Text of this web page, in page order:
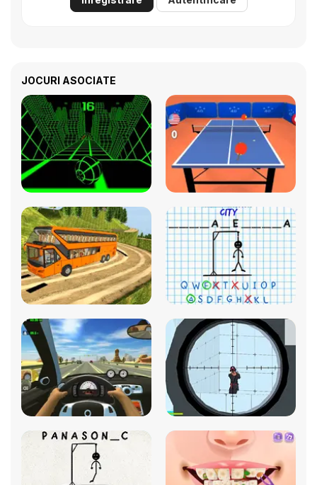
JOCURI ASOCIATE